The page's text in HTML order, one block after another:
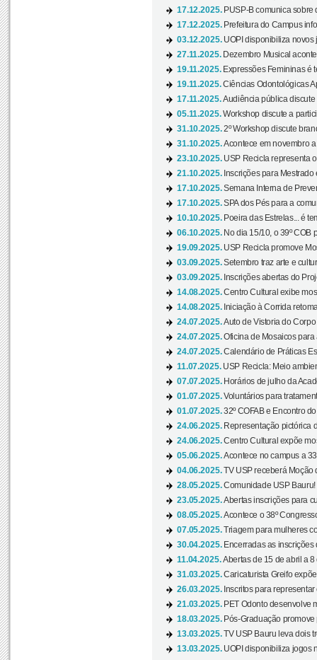
17.12.2025. PUSP-B comunica sobre
17.12.2025. Prefeitura do Campus
03.12.2025. UOPI disponibiliza novos
27.11.2025. Dezembro Musical
19.11.2025. Expressões Femininas é
19.11.2025.Ciências Odontológicas
17.11.2025.Audiência pública
05.11.2025.Workshop discute a
31.10.2025.2º Workshop discute
31.10.2025.Acontece em novembro
23.10.2025. USP Recicla representa
21.10.2025. Inscrições para
17.10.2025.Semana Interna de
17.10.2025.SPA dos Pés para a
10.10.2025. Poeira das Estrelas... é
06.10.2025. No dia 15/10, o 39º COB
19.09.2025. USP Recicla promove
03.09.2025.Setembro traz arte e
03.09.2025. Inscrições abertas do
14.08.2025.Centro Cultural exibe
14.08.2025. Iniciação à Corrida
24.07.2025.Auto de Vistoria do
24.07.2025.Oficina de Mosaicos
24.07.2025.Calendário de Práticas
11.07.2025. USP Recicla: Meio
07.07.2025. Horários de julho da
01.07.2025.Voluntários para
01.07.2025.32º COFAB e Encontro
24.06.2025. Representação pictórica
24.06.2025.Centro Cultural expõe
05.06.2025.Acontece no campus a
04.06.2025.TV USP receberá Moção
28.05.2025.Comunidade USP Bauru!
23.05.2025.Abertas inscrições para
08.05.2025.Acontece o 38º
07.05.2025.Triagem para mulheres
30.04.2025. Encerradas as inscrições
11.04.2025.Abertas de 15 de abril a
31.03.2025.Caricaturista Greifo
26.03.2025. Inscritos para
21.03.2025. PET Odonto desenvolve
18.03.2025. Pós-Graduação
13.03.2025.TV USP Bauru leva dois
13.03.2025. UOPI disponibiliza jogos